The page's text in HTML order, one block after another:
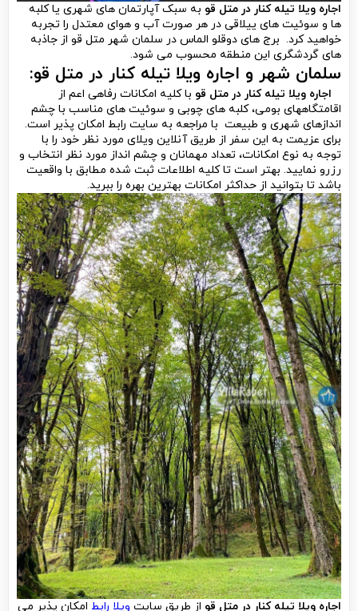
اجاره ویلا تیله کنار در متل قو به سبک آپارتمان های شهری یا کلبه
ها و سوئیت های ییلاقی در هر صورت آب و هوای معتدل را تجربه
خواهید کرد. برج های دوقلو الماس در سلمان شهر متل قو از جاذبه
های گردشگری این منطقه محسوب می شود.
سلمان شهر و اجاره ویلا تیله کنار در متل قو:
اجاره ویلا تیله کنار در متل قو با کلیه امکانات رفاهی اعم از
اقامتگاههای بومی، کلبه های چوبی و سوئیت های مناسب با چشم
اندازهای شهری و طبیعت با مراجعه به سایت رابط امکان پذیر است.
برای عزیمت به این سفر از طریق آنلاین ویلای مورد نظر خود را با
توجه به نوع امکانات، تعداد مهمانان و چشم انداز مورد نظر انتخاب و
رزرو نمایید. بهتر است تا کلیه اطلاعات ثبت شده مطابق با واقعیت
باشد تا بتوانید از حداکثر امکانات بهترین بهره را ببرید.
اجاره ویلا تیله کنار در متل قو از طریق سایت ویلا رابط امکان پذیر می